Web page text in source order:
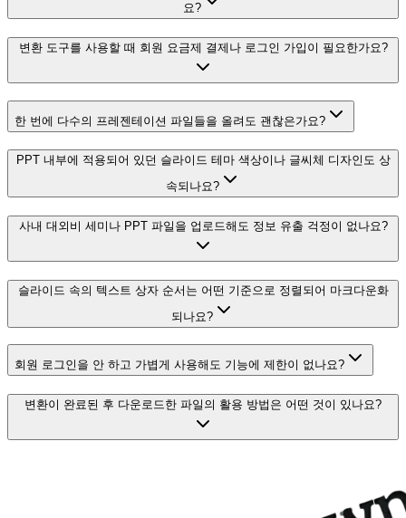
요?
변환 도구를 사용할 때 회원 요금제 결제나 로그인 가입이 필요한가요?
한 번에 다수의 프레젠테이션 파일들을 올려도 괜찮은가요?
PPT 내부에 적용되어 있던 슬라이드 테마 색상이나 글씨체 디자인도 상
속되나요?
사내 대외비 세미나 PPT 파일을 업로드해도 정보 유출 걱정이 없나요?
슬라이드 속의 텍스트 상자 순서는 어떤 기준으로 정렬되어 마크다운화
되나요?
회원 로그인을 안 하고 가볍게 사용해도 기능에 제한이 없나요?
변환이 완료된 후 다운로드한 파일의 활용 방법은 어떤 것이 있나요?